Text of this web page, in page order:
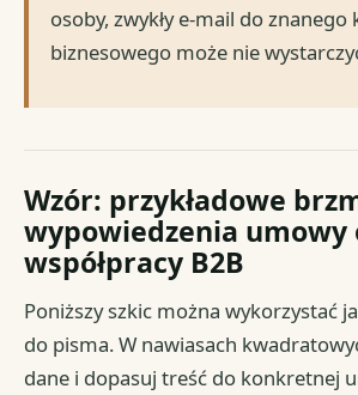
osoby, zwykły e-mail do
biznesowego może nie
Wzór: przykładowe
wypowiedzenia umowy
współpracy B2B
Poniższy szkic można wykorzystać
do pisma. W nawiasach
dane i dopasuj treść do konkretnej